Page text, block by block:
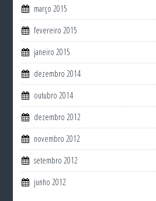
março 2015
fevereiro 2015
janeiro 2015
dezembro 2014
outubro 2014
dezembro 2012
novembro 2012
setembro 2012
junho 2012